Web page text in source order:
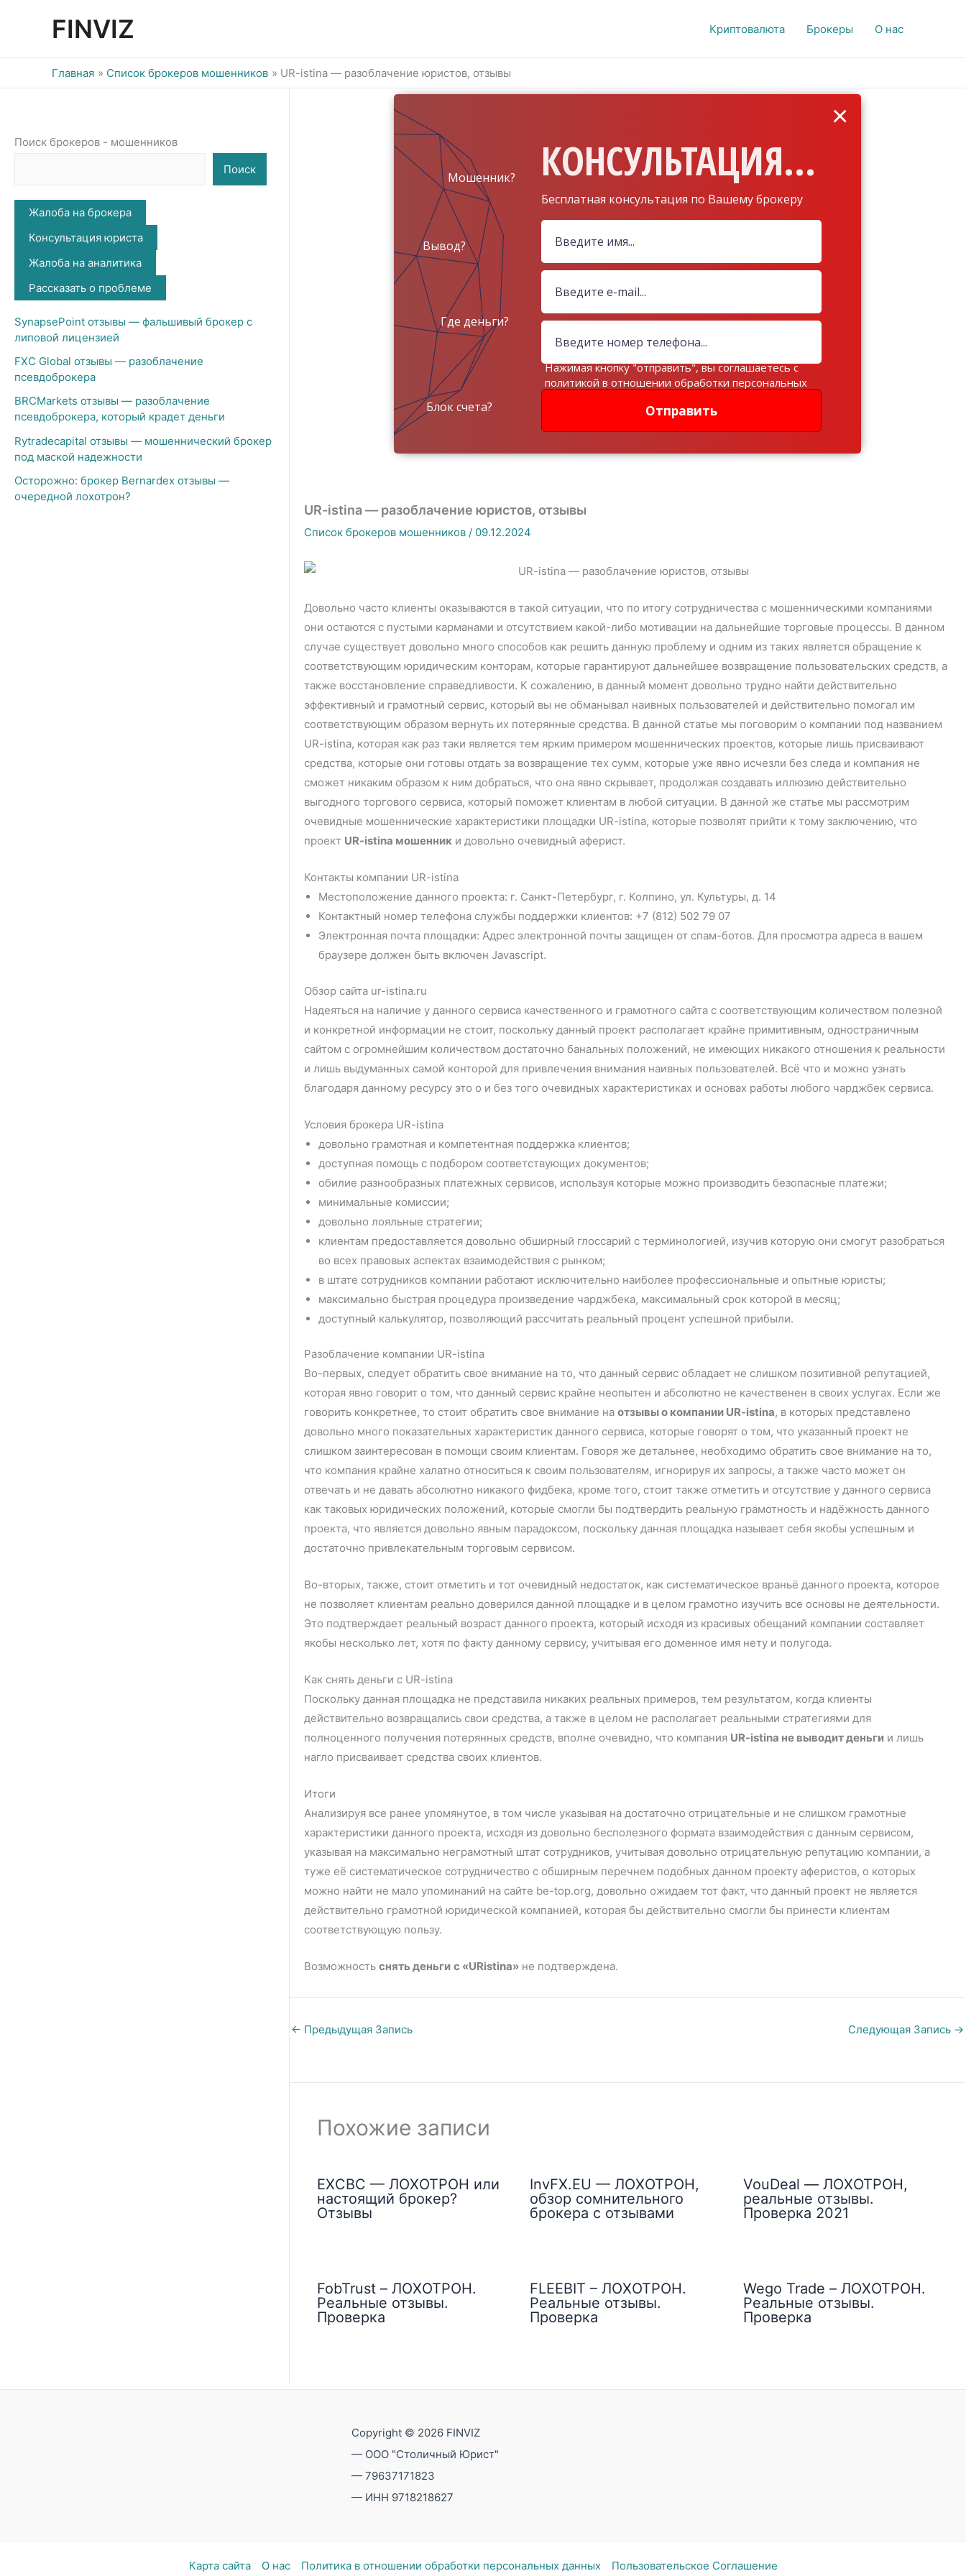
FINVIZ Криптовалюта Брокеры О нас
Главная Список брокеров мошенников UR-istina — разоблачение юристов, отзывы
Поиск брокеров - мошенников
Поиск
Жалоба на брокера
Консультация юриста
Жалоба на аналитика
Рассказать о проблеме
SynapsePoint отзывы — фальшивый брокер с
липовой лицензией
FXC Global отзывы — разоблачение
псевдоброкера
BRCMarkets отзывы — разоблачение
псевдоброкера, который крадет деньги
Rytradecapital отзывы — мошеннический брокер
под маской надежности
Осторожно: брокер Bernardex отзывы —
очередной лохотрон?
КОНСУЛЬТАЦИЯ...
Бесплатная консультация по Вашему брокеру
Мошенник?
Вывод?
Где деньги?
Блок счета? Отправить
×
Нажимая кнопку "отправить", вы соглашаетесь с
политикой в отношении обработки персональных
UR-istina — разоблачение юристов, отзывы
Список брокеров мошенников / 09.12.2024
Довольно часто клиенты оказываются в такой ситуации, что по итогу сотрудничества с мошенническими компаниями
они остаются с пустыми карманами и отсутствием какой-либо мотивации на дальнейшие торговые процессы. В данном
случае существует довольно много способов как решить данную проблему и одним из таких является обращение к
соответствующим юридическим конторам, которые гарантируют дальнейшее возвращение пользовательских средств, а
также восстановление справедливости. К сожалению, в данный момент довольно трудно найти действительно
эффективный и грамотный сервис, который вы не обманывал наивных пользователей и действительно помогал им
соответствующим образом вернуть их потерянные средства. В данной статье мы поговорим о компании под названием
UR-istina, которая как раз таки является тем ярким примером мошеннических проектов, которые лишь присваивают
средства, которые они готовы отдать за возвращение тех сумм, которые уже явно исчезли без следа и компания не
сможет никаким образом к ним добраться, что она явно скрывает, продолжая создавать иллюзию действительно
выгодного торгового сервиса, который поможет клиентам в любой ситуации. В данной же статье мы рассмотрим
очевидные мошеннические характеристики площадки UR-istina, которые позволят прийти к тому заключению, что
проект UR-istina мошенник и довольно очевидный аферист.
Контакты компании UR-istina
Местоположение данного проекта: г. Санкт-Петербург, г. Колпино, ул. Культуры, д. 14
Контактный номер телефона службы поддержки клиентов: +7 (812) 502 79 07
Электронная почта площадки: Адрес электронной почты защищен от спам-ботов. Для просмотра адреса в вашем
браузере должен быть включен Javascript.
Обзор сайта ur-istina.ru
Надеяться на наличие у данного сервиса качественного и грамотного сайта с соответствующим количеством полезной
и конкретной информации не стоит, поскольку данный проект располагает крайне примитивным, одностраничным
сайтом с огромнейшим количеством достаточно банальных положений, не имеющих никакого отношения к реальности
и лишь выдуманных самой конторой для привлечения внимания наивных пользователей. Всё что и можно узнать
благодаря данному ресурсу это о и без того очевидных характеристиках и основах работы любого чарджбек сервиса.
Условия брокера UR-istina
довольно грамотная и компетентная поддержка клиентов;
доступная помощь с подбором соответствующих документов;
обилие разнообразных платежных сервисов, используя которые можно производить безопасные платежи;
минимальные комиссии;
довольно лояльные стратегии;
клиентам предоставляется довольно обширный глоссарий с терминологией, изучив которую они смогут разобраться
во всех правовых аспектах взаимодействия с рынком;
в штате сотрудников компании работают исключительно наиболее профессиональные и опытные юристы;
максимально быстрая процедура произведение чарджбека, максимальный срок которой в месяц;
доступный калькулятор, позволяющий рассчитать реальный процент успешной прибыли.
Разоблачение компании UR-istina
Во-первых, следует обратить свое внимание на то, что данный сервис обладает не слишком позитивной репутацией,
которая явно говорит о том, что данный сервис крайне неопытен и абсолютно не качественен в своих услугах. Если же
говорить конкретнее, то стоит обратить свое внимание наотзывы о компании UR-istina, в которых представлено
довольно много показательных характеристик данного сервиса, которые говорят о том, что указанный проект не
слишком заинтересован в помощи своим клиентам. Говоря же детальнее, необходимо обратить свое внимание на то,
что компания крайне халатно относиться к своим пользователям, игнорируя их запросы, а также часто может он
отвечать и не давать абсолютно никакого фидбека, кроме того, стоит также отметить и отсутствие у данного сервиса
как таковых юридических положений, которые смогли бы подтвердить реальную грамотность и надёжность данного
проекта, что является довольно явным парадоксом, поскольку данная площадка называет себя якобы успешным и
достаточно привлекательным торговым сервисом.
Во-вторых, также, стоит отметить и тот очевидный недостаток, как систематическое враньё данного проекта, которое
не позволяет клиентам реально доверился данной площадке и в целом грамотно изучить все основы не деятельности.
Это подтверждает реальный возраст данного проекта, который исходя из красивых обещаний компании составляет
якобы несколько лет, хотя по факту данному сервису, учитывая его доменное имя нету и полугода.
Как снять деньги с UR-istina
Поскольку данная площадка не представила никаких реальных примеров, тем результатом, когда клиенты
действительно возвращались свои средства, а также в целом не располагает реальными стратегиями для
полноценного получения потерянных средств, вполне очевидно, что компания UR-istina не выводит деньги и лишь
нагло присваивает средства своих клиентов.
Итоги
Анализируя все ранее упомянутое, в том числе указывая на достаточно отрицательные и не слишком грамотные
характеристики данного проекта, исходя из довольно бесполезного формата взаимодействия с данным сервисом,
указывая на максимально неграмотный штат сотрудников, учитывая довольно отрицательную репутацию компании, а
туже её систематическое сотрудничество с обширным перечнем подобных данном проекту аферистов, о которых
можно найти не мало упоминаний на сайте be-top.org, довольно ожидаем тот факт, что данный проект не является
действительно грамотной юридической компанией, которая бы действительно смогли бы принести клиентам
соответствующую пользу.
Возможностьснять деньги с «URistina» не подтверждена.
← Предыдущая Запись Следующая Запись →
Похожие записи
EXCBC — ЛОХОТРОН или
настоящий брокер?
Отзывы
InvFX.EU — ЛОХОТРОН,
обзор сомнительного
брокера с отзывами
VouDeal — ЛОХОТРОН,
реальные отзывы.
Проверка 2021
FobTrust – ЛОХОТРОН.
Реальные отзывы.
Проверка
FLEEBIT – ЛОХОТРОН.
Реальные отзывы.
Проверка
Wego Trade – ЛОХОТРОН.
Реальные отзывы.
Проверка
Copyright © 2026 FINVIZ
— ООО "Столичный Юрист"
— 79637171823
— ИНН 9718218627
Карта сайта О нас Политика в отношении обработки персональных данных Пользовательское Соглашение